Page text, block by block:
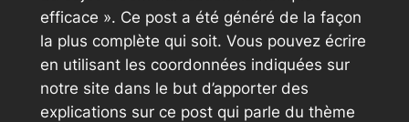
efficace ». Ce post a été généré de la façon
la plus complète qui soit. Vous pouvez écrire
en utilisant les coordonnées indiquées sur
notre site dans le but d’apporter des
explications sur ce post qui parle du thème